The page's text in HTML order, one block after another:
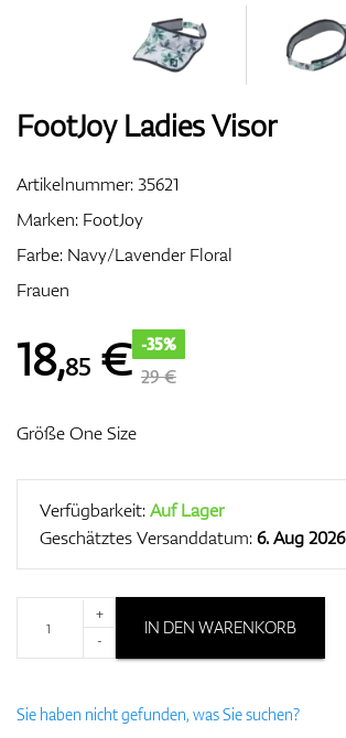
Zubehör
Entfernungsmesser & GPS
FootJoy Ladies Visor
Artikelnummer:35621
Marken: FootJoy
Farbe: Navy/Lavender Floral
Frauen
18,85 € -35%
29 €
Größe One Size
Verfügbarkeit:Auf Lager
Geschätztes Versanddatum:6. Aug 2026
+
-
IN DEN WARENKORB
Sie haben nicht gefunden, was Sie suchen?